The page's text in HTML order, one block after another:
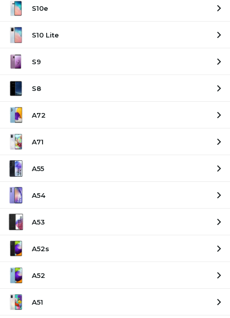
S10e
S10 Lite
S9
S8
A72
A71
A55
A54
A53
A52s
A52
A51